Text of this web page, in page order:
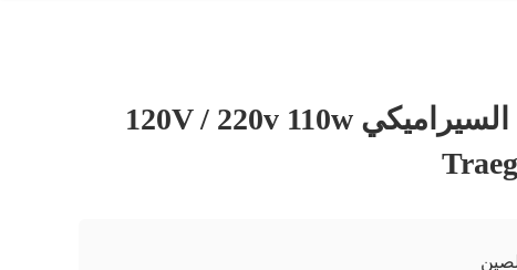
قطب الساخن السيراميكي 120V / 220v 110w